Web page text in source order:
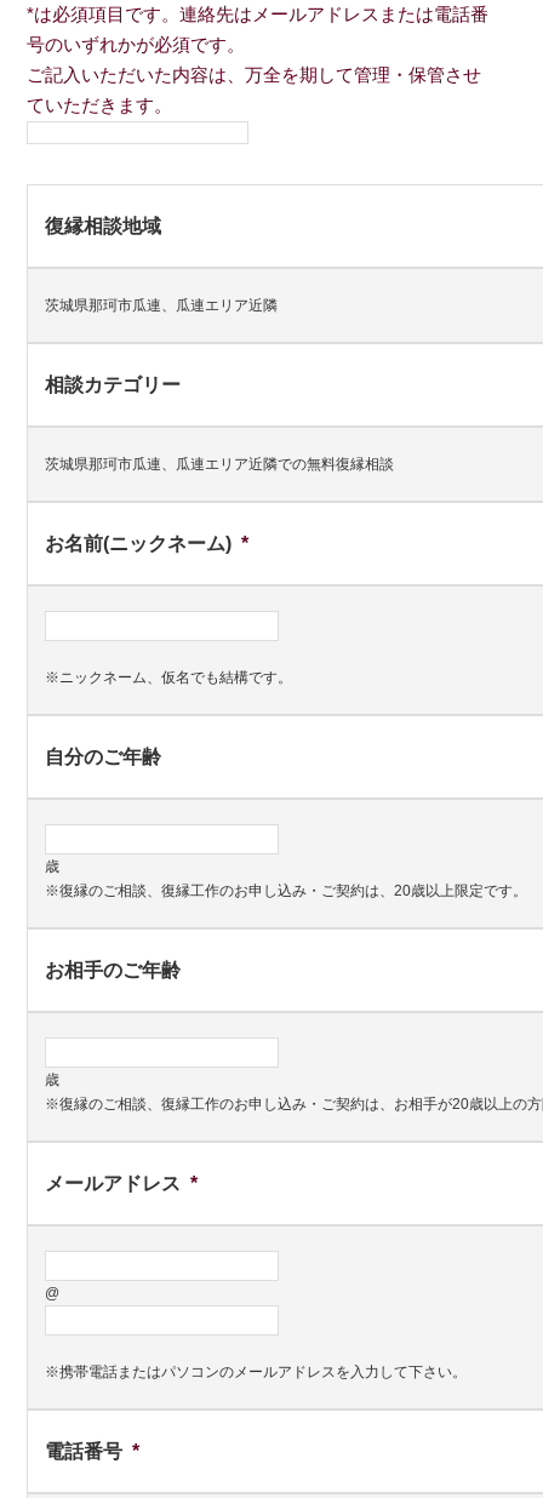
*は必須項目です。連絡先はメールアドレスまたは電話番
号のいずれかが必須です。
ご記入いただいた内容は、万全を期して管理・保管させ
ていただきます。
復縁相談地域
茨城県那珂市瓜連、瓜連エリア近隣
相談カテゴリー
茨城県那珂市瓜連、瓜連エリア近隣での無料復縁相談
お名前(ニックネーム) *
※ニックネーム、仮名でも結構です。
自分のご年齢
歳
※復縁のご相談、復縁工作のお申し込み・ご契約は、20歳以上限定です。
お相手のご年齢
歳
※復縁のご相談、復縁工作のお申し込み・ご契約は、お相手が20歳以上の
メールアドレス *
@
※携帯電話またはパソコンのメールアドレスを入力して下さい。
電話番号 *